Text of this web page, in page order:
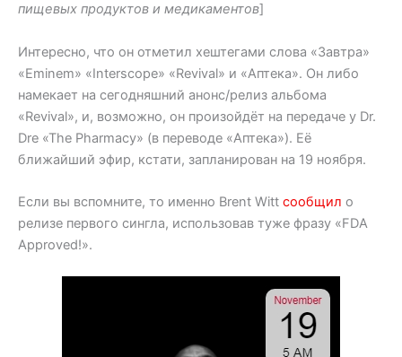
пищевых продуктов и медикаментов]
Интересно, что он отметил хештегами слова «Завтра»
«Eminem» «Interscope» «Revival» и «Аптека». Он либо
намекает на сегодняшний анонс/релиз альбома
«Revival», и, возможно, он произойдёт на передаче у Dr.
Dre «The Pharmacy» (в переводе «Аптека»). Её
ближайший эфир, кстати, запланирован на 19 ноября.
Если вы вспомните, то именно Brent Witt сообщил о
релизе первого сингла, использовав туже фразу «FDA
Approved!».